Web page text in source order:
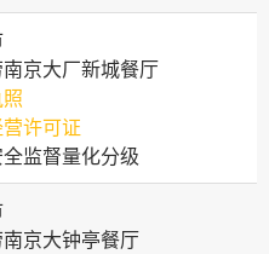
京大厂新城餐厅
许可证
监督量化分级
京大钟亭餐厅